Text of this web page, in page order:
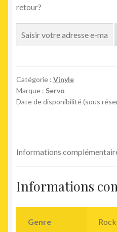
retour?
Catégorie : Vinyle
Marque : Servo
Date de disponibilité (sous
Informations
Informations
Genre Rock